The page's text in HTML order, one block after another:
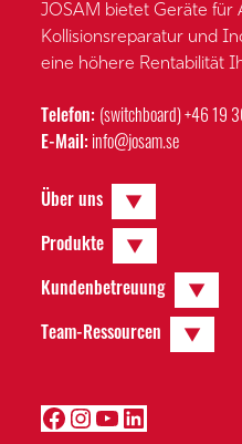
JOSAM bietet Geräte für
Kollisionsreparatur und
eine höhere Rentabilität
Telefon: (switchboard) +46 19
E-Mail: info@josam.se
Über uns ▼
Child
Menu
Produkte ▼
Child
Menu
Kundenbetreuung ▼
Child
Team-Ressourcen ▼
Child
Facebook
Instagram
YouTube
LinkedIn